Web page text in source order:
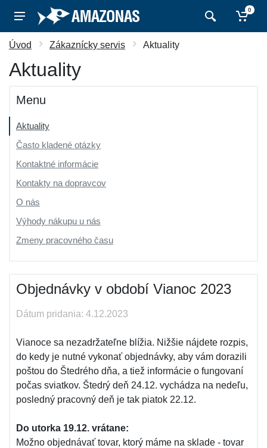
0
Úvod Zákaznícky servis Aktuality
Aktuality
Menu
Aktuality
Často kladené otázky
Kontaktné informácie
Kontakty na dopravcov
O nás
Výhody nákupu u nás
Zmeny pracovného času
Objednávky v období Vianoc 2023
Dátum pridania: 4.12.2023
Vianoce sa nezadržateľne blížia. Nižšie nájdete rozpis,
do kedy je nutné vykonať objednávky, aby vám dorazili
poštou do Štedrého dňa, a tiež informácie o fungovaní
počas sviatkov. Štedrý deň 24.12. vychádza na nedeľu,
posledný pracovný deň je tak piatok 22.12.
Do utorka 19.12. vrátane:
Možno objednávať tovar, ktorý máme na sklade - tovar